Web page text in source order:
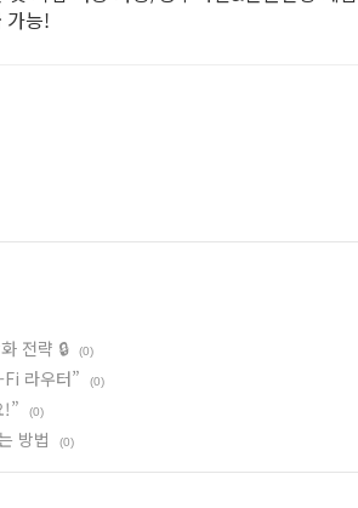
가능!
전략 🔒 (0)
라우터” (0)
!” (0)
방법 (0)